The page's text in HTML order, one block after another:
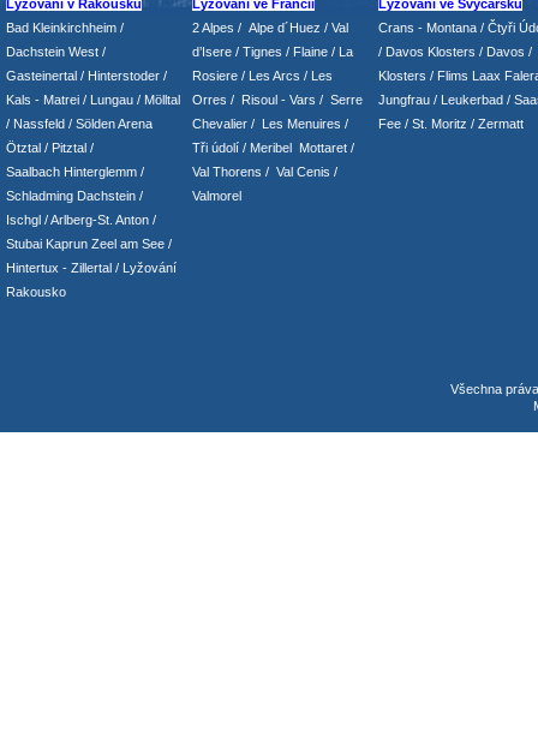
Lyžování v Rakousku
Bad Kleinkirchheim /
Dachstein West /
Gasteinertal / Hinterstoder /
Kals - Matrei / Lungau / Mölltal
/ Nassfeld / Sölden Arena
Ötztal / Pitztal /
Saalbach Hinterglemm /
Schladming Dachstein /
Ischgl /Arlberg-St. Anton /
Stubai Kaprun Zeel am See /
Hintertux - Zillertal / Lyžování
Rakousko
Lyžování ve Francii
2 Alpes / Alpe d´Huez / Val
d’Isere / Tignes / Flaine / La
Rosiere / Les Arcs / Les
Orres / Risoul - Vars / Serre
Chevalier / Les Menuires /
Tři údolí / Meribel Mottaret /
Val Thorens / Val Cenis /
Valmorel
Lyžování ve Švýcarsku
Crans - Montana / Čtyři
/ Davos Klosters / Davos /
Klosters / Flims Laax
Jungfrau / Leukerbad /
Fee / St. Moritz / Zermatt
Všechna